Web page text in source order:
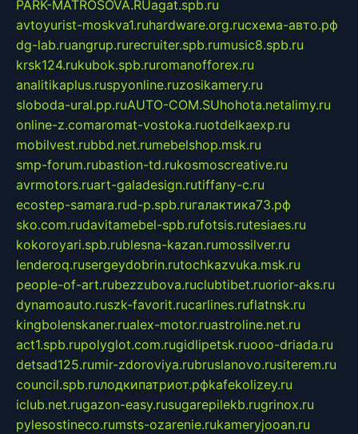
PARK-MATROSOVA.RUagat.spb.ru
avtoyurist-moskva1.ruhardware.org.ruсхема-авто.рф
dg-lab.ruangrup.rurecruiter.spb.rumusic8.spb.ru
krsk124.rukubok.spb.ruromanofforex.ru
analitikaplus.ruspyonline.ruzosikamery.ru
sloboda-ural.pp.ruAUTO-COM.SUhohota.netalimy.ru
online-z.comaromat-vostoka.ruotdelkaexp.ru
mobilvest.rubbd.net.rumebelshop.msk.ru
smp-forum.rubastion-td.rukosmoscreative.ru
avrmotors.ruart-galadesign.rutiffany-c.ru
ecostep-samara.rud-p.spb.ruгалактика73.рф
sko.com.rudavitamebel-spb.rufotsis.rutesiaes.ru
kokoroyari.spb.rublesna-kazan.rumossilver.ru
lenderoq.rusergeydobrin.rutochkazvuka.msk.ru
people-of-art.rubezzubova.ruclubtibet.ruorior-aks.ru
dynamoauto.ruszk-favorit.rucarlines.ruflatnsk.ru
kingbolenskaner.rualex-motor.ruastroline.net.ru
act1.spb.rupolyglot.com.rugidlipetsk.ruooo-driada.ru
detsad125.rumir-zdoroviya.rubruslanovo.rusiterem.ru
council.spb.ruлодкипатриот.рфkafekolizey.ru
iclub.net.rugazon-easy.rusugarepilekb.rugrinox.ru
pylesostineco.rumsts-ozarenie.rukameryjooan.ru